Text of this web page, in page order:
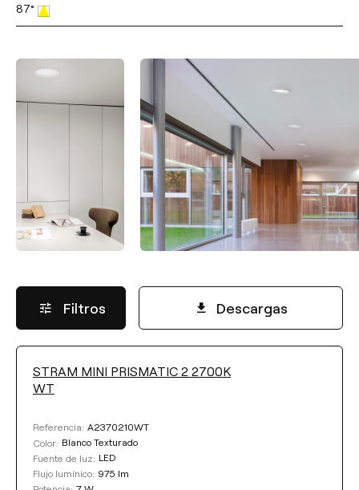
87°
Filtros Descargas
FLUJO LUMÍNICO
Seleccionar
POTENCIA
STRAM MINI PRISMATIC 2 2700K
WT
Referencia: A2370210WT
Color: Blanco Texturado
Fuente de luz: LED
Flujo lumínico: 975 lm